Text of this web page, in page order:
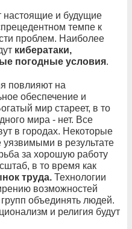
настоящие и будущие
темпе к
проблем. Наиболее
кибератаки,
погодные условия.
повлияют на
обеспечение и
мир стареет, в то
мира - нет. Все
в городах. Некоторые
уязвимыми в результате
за хорошую работу
в то время как
труда. Технологии
возможностей
объединять людей.
и религия будут